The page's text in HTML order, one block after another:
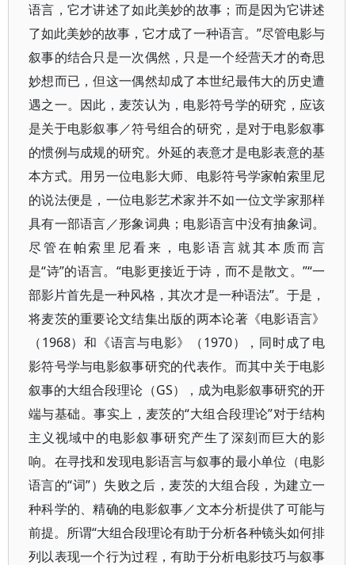
语言，它才讲述了如此美妙的故事；而是因为它讲述
了如此美妙的故事，它才成了一种语言。”尽管电影与
叙事的结合只是一次偶然，只是一个经营天才的奇思
妙想而已，但这一偶然却成了本世纪最伟大的历史遭
遇之一。因此，麦茨认为，电影符号学的研究，应该
是关于电影叙事／符号组合的研究，是对于电影叙事
的惯例与成规的研究。外延的表意才是电影表意的基
本方式。用另一位电影大师、电影符号学家帕索里尼
的说法便是，一位电影艺术家并不如一位文学家那样
具有一部语言／形象词典；电影语言中没有抽象词。
尽管在帕索里尼看来，电影语言就其本质而言
是“诗”的语言。“电影更接近于诗，而不是散文。”“一
部影片首先是一种风格，其次才是一种语法”。于是，
将麦茨的重要论文结集出版的两本论著《电影语言》
（1968）和《语言与电影》（1970），同时成了电
影符号学与电影叙事研究的代表作。而其中关于电影
叙事的大组合段理论（GS），成为电影叙事研究的开
端与基础。事实上，麦茨的“大组合段理论”对于结构
主义视域中的电影叙事研究产生了深刻而巨大的影
响。在寻找和发现电影语言与叙事的最小单位（电影
语言的“词”）失败之后，麦茨的大组合段，为建立一
种科学的、精确的电影叙事／文本分析提供了可能与
前提。所谓“大组合段理论有助于分析各种镜头如何排
列以表现一个行为过程，有助于分析电影技巧与叙事